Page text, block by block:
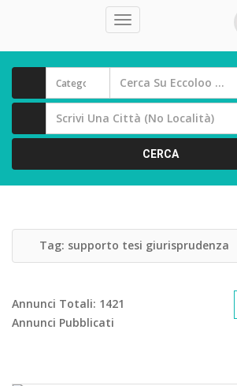
CERCA
Tag: supporto tesi giurisprudenza
Annunci Totali: 1421
Annunci Pubblicati